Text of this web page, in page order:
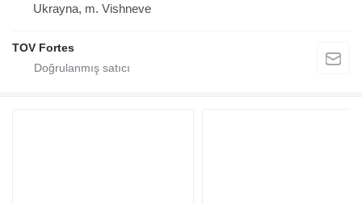
Ukrayna, m. Vishneve
TOV Fortes